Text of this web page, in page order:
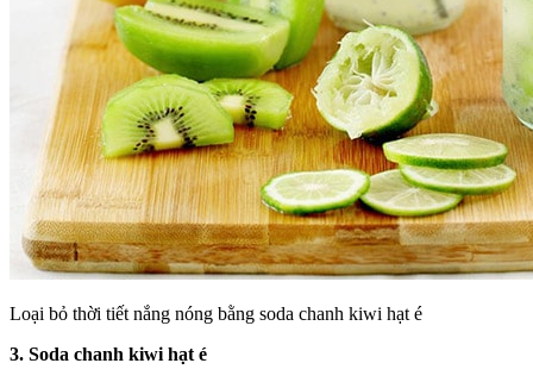
Loại bỏ thời tiết nắng nóng bằng soda chanh kiwi hạt é
3. Soda chanh kiwi hạt é